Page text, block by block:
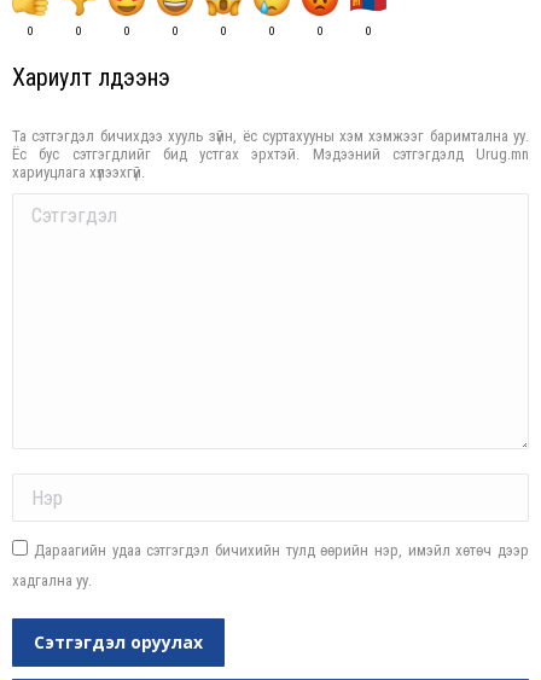
0 0 0 0 0 0 0 0
Хариулт үлдээнэ үү
Та сэтгэгдэл бичихдээ хууль зүйн, ёс суртахууны хэм хэмжээг баримтална уу.
Ёс бус сэтгэгдлийг бид устгах эрхтэй. Мэдээний сэтгэгдэлд Urug.mn
хариуцлага хүлээхгүй.
Comment
Дараагийн удаа сэтгэгдэл бичихийн тулд өөрийн нэр, имэйл хөтөч дээр
хадгална уу.
Сэтгэгдэл оруулах